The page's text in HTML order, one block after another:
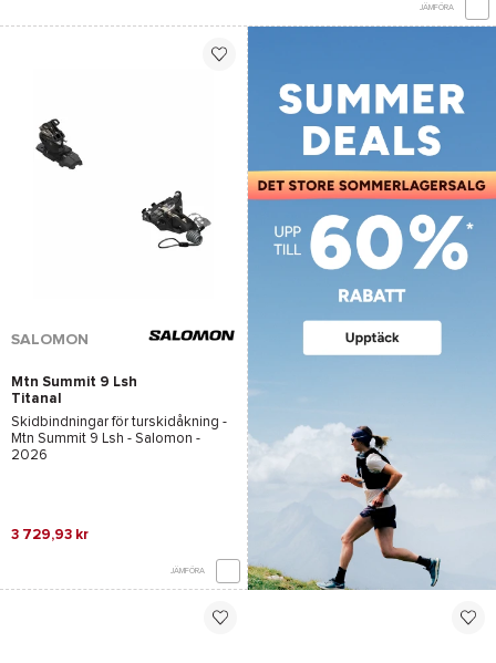
JÄMFÖRA
SALOMON
Mtn Summit 9 Lsh
Titanal
Skidbindningar för turskidåkning -
Mtn Summit 9 Lsh - Salomon -
2026
3 729,93 kr
JÄMFÖRA